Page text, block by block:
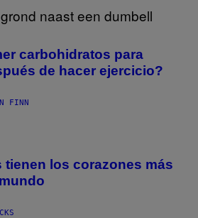
carbohidratos para
de hacer ejercicio?
FINN
tienen los corazones más